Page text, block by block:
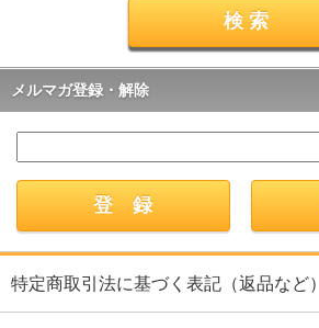
メルマガ登録・解除
特定商取引法に基づく表記（返品など）